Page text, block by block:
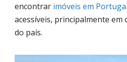
encontrar imóveis em Portugal
acessíveis, principalmente em
do país.